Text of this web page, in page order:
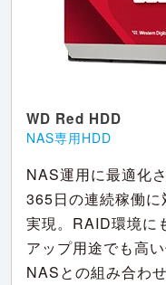
WD Red HDD
NAS専用HDD
NAS運用に最適化
365日の連続稼働
実現。RAID環境に
アップ用途でも高
NASとの組み合わ